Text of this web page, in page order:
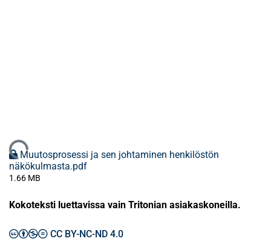
Ladataan...Muutosprosessi ja sen johtaminen henkilöstön
näkökulmasta.pdf
1.66 MB
Kokoteksti luettavissa vain Tritonian asiakaskoneilla.
CC BY-NC-ND 4.0